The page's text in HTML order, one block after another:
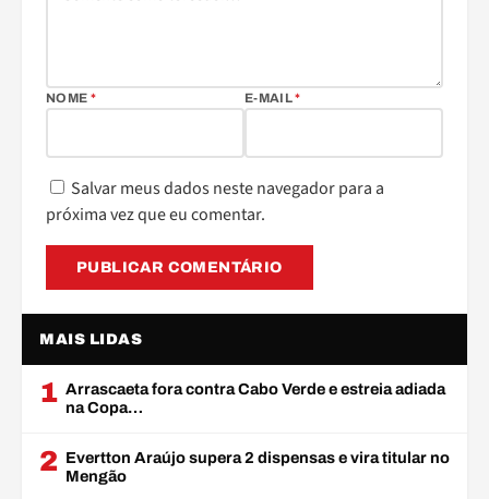
NOME * E-MAIL*
Salvar meus dados neste navegador para a
próxima vez que eu comentar.
MAIS LIDAS
1 Arrascaeta fora contra Cabo Verde e estreia adiada
na Copa…
2 Evertton Araújo supera 2 dispensas e vira titular no
Mengão